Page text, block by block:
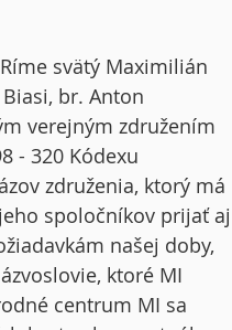
svätý Maximilián
br. Anton
verejným združením
- 320 Kódexu
združenia, ktorý má
spoločníkov prijať aj
našej doby,
ktoré MI
centrum MI sa